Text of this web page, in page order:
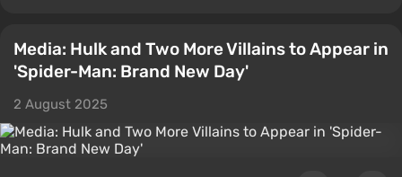
Media: Hulk and Two More Villains to Appear in
'Spider-Man: Brand New Day'
2 August 2025